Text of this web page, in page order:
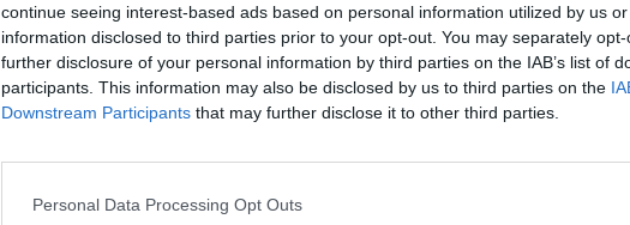
continue seeing interest-based ads based on personal information utilized by us
information disclosed to third parties prior to your opt-out. You may separately
further disclosure of your personal information by third parties on the IAB’s list of
participants. This information may also be disclosed by us to third parties on the
Downstream Participants that may further disclose it to other third parties.
Personal Data Processing Opt Outs
Ünnep